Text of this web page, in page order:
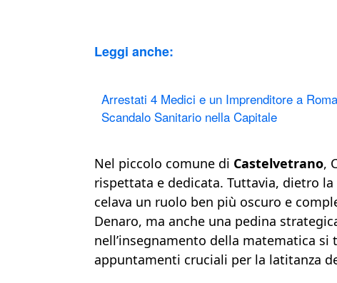
Leggi anche:
Arrestati 4 Medici e un Imprenditore a
Scandalo Sanitario nella Capitale
Nel piccolo comune di Castelvetrano,
rispettata e dedicata. Tuttavia, dietro
celava un ruolo ben più oscuro e
Denaro, ma anche una pedina
nell’insegnamento della matematica
appuntamenti cruciali per la latitanza